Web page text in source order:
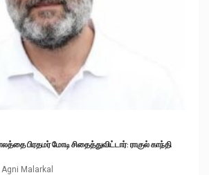
பிரதமர் மோடி சிதைத்துவிட்டார்: ராகுல் காந்தி
Agni Malarkal